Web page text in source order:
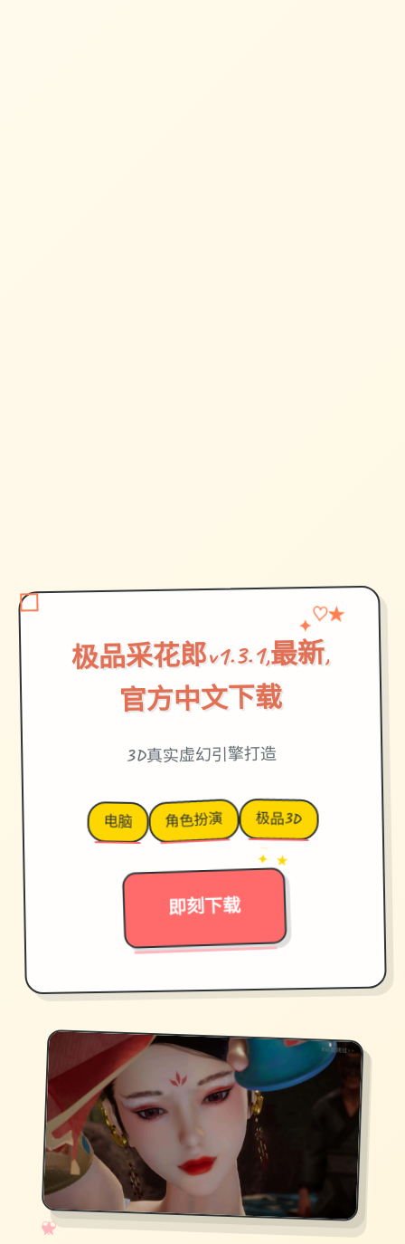
极品采花郎v1.3.1,最新,
官方中文下载
✦♡★
3D真实虚幻引擎打造
电脑 角色扮演 极品3D
即刻下载
→
✦ ★
✧
♡
★
♥